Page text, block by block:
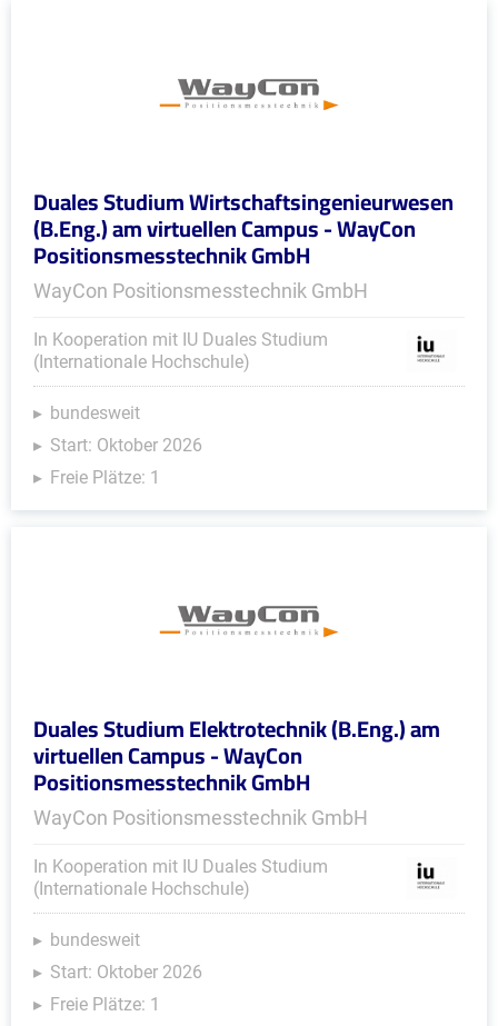
Duales Studium Wirtschaftsingenieurwesen
(B.Eng.) am virtuellen Campus - WayCon
Positionsmesstechnik GmbH
WayCon Positionsmesstechnik GmbH
In Kooperation mit IU Duales Studium
(Internationale Hochschule)
bundesweit
Start: Oktober 2026
Freie Plätze: 1
Duales Studium Elektrotechnik (B.Eng.) am
virtuellen Campus - WayCon
Positionsmesstechnik GmbH
WayCon Positionsmesstechnik GmbH
In Kooperation mit IU Duales Studium
(Internationale Hochschule)
bundesweit
Start: Oktober 2026
Freie Plätze: 1